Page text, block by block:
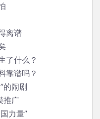
离谱
了什么？
靠谱吗？
的闹剧
推广
力量”